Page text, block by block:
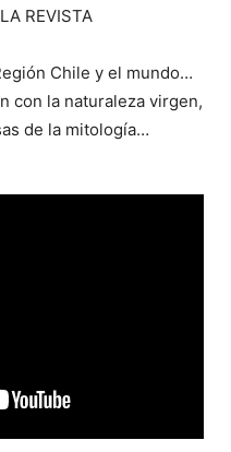
REVISTA
Chile y el mundo…
con la naturaleza virgen,
de la mitología…